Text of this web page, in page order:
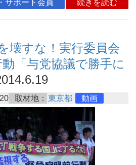
サポート会員 続きを読む
壊すな！実行委員会
「与党協議で勝手に
取材地： 東京都 動画